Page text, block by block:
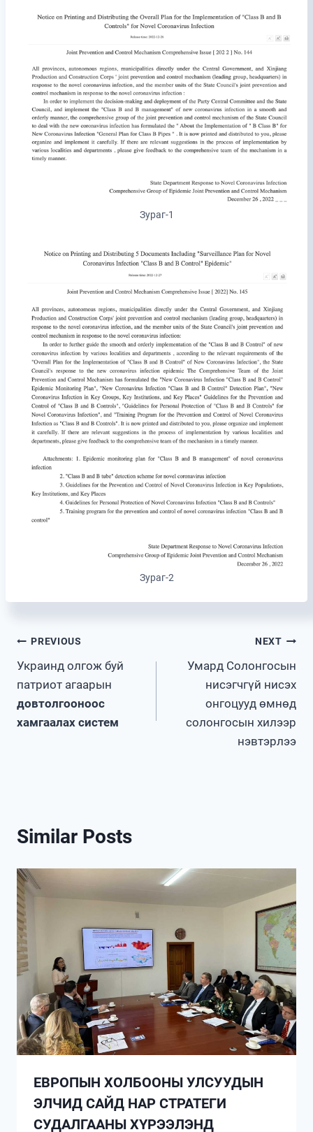
Зураг-1
Зураг-2
Post
navigation
PREVIOUS
Украинд олгож буй
патриот агаарын
довтолгооноос
хамгаалах систем
NEXT
Умард Солонгосын
нисэгчгүй нисэх
онгоцууд өмнөд
солонгосын хилээр
нэвтэрлээ
Similar Posts
ЕВРОПЫН ХОЛБООНЫ УЛСУУДЫН
ЭЛЧИД САЙД НАР СТРАТЕГИ
СУДАЛГААНЫ ХҮРЭЭЛЭНД